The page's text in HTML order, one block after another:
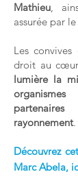
Mathieu,
assurée par le
Les
droit au
lumière la
rayonnement.
Découvrez
Marc Abela,